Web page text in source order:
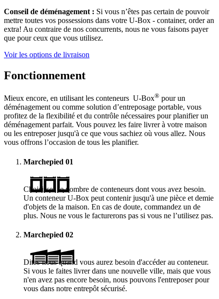
Conseil de déménagement : Si vous n’êtes pas certain de pouvoir
mettre toutes vos possessions dans votre U-Box - container, order an
extra! Au contraire de nos concurrents, nous ne vous faisons payer
que pour ceux que vous utilisez.
Voir les options de livraison
Fonctionnement
Mieux encore, en utilisant les conteneurs U-Box® pour un
déménagement ou comme solution d’entreposage portable, vous
profitez de la flexibilité et du contrôle nécessaires pour planifier un
déménagement parfait. Vous pouvez les faire livrer à votre maison
ou les entreposer jusqu'à ce que vous sachiez où vous allez. Nous
vous offrons l’occasion de tous les planifier.
Marchepied 01
Choisissez le nombre de conteneurs dont vous avez besoin.
Un conteneurU-Box peut contenir jusqu'à une pièce et demie
d'objets de la maison. En cas de doute, commandez un de
plus. Nous ne vous le facturerons pas si vous ne l’utilisez pas.
Marchepied 02
Dites-nous quand vous aurez besoin d'accéder au conteneur.
Si vous le faites livrer dans une nouvelle ville, mais que vous
n'en avez pas encore besoin, nous pouvons l'entreposer pour
vous dans notre entrepôt sécurisé.